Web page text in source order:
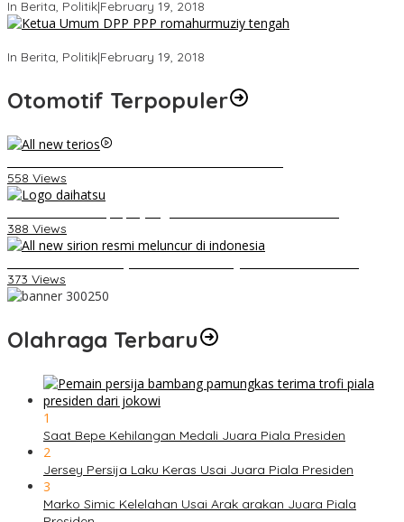
In Berita, Politik|February 19, 2018
In Berita, Politik|February 19, 2018
Otomotif Terpopuler
558 Views
388 Views
373 Views
Olahraga Terbaru
1
Saat Bepe Kehilangan Medali Juara Piala Presiden
2
Jersey Persija Laku Keras Usai Juara Piala Presiden
3
Marko Simic Kelelahan Usai Arak arakan Juara Piala